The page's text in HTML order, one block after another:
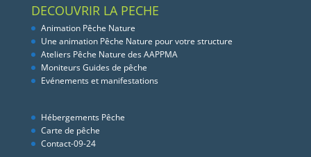
DECOUVRIR LA PECHE
Animation Pêche Nature
Une animation Pêche Nature pour votre structure
Ateliers Pêche Nature des AAPPMA
Moniteurs Guides de pêche
Evénements et manifestations
Hébergements Pêche
Carte de pêche
Contact-09-24